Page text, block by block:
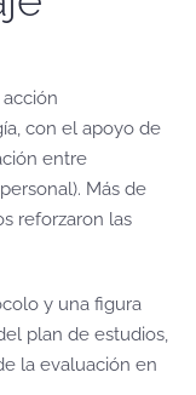
con el apoyo de
entre
Más de
reforzaron las
y una figura
plan de estudios,
la evaluación en